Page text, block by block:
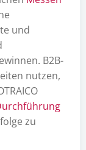
und
B2B-
nutzen,
zu